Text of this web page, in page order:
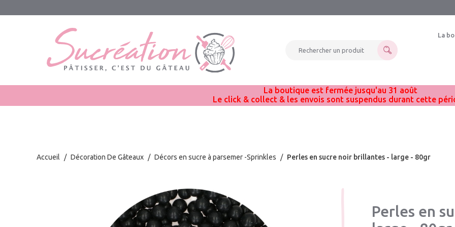
La
Rechercher un produit
La boutique est fermée jusqu'au 31 août
Le click & collect & les envois sont suspendus durant cette
Accueil / Décoration De Gâteaux / Décors en sucre à parsemer -Sprinkles / Perles en sucre noir brillantes - large - 80gr
Perles en